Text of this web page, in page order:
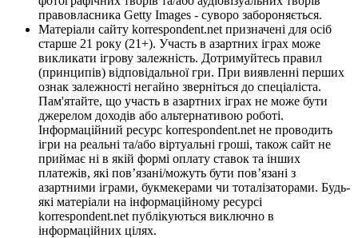
правовласника Getty Images - суворо забороняється.
Матеріали сайту korrespondent.net призначені для осіб
старше 21 року (21+). Участь в азартних іграх може
викликати ігрову залежність. Дотримуйтесь правил
(принципів) відповідальної гри. При виявленні перших
ознак залежності негайно зверніться до спеціаліста.
Пам'ятайте, що участь в азартних іграх не може бути
джерелом доходів або альтернативою роботі.
Інформаційний ресурс korrespondent.net не проводить
ігри на реальні та/або віртуальні гроші, також сайт не
приймає ні в якій формі оплату ставок та інших
платежів, які пов’язані/можуть бути пов’язані з
азартними іграми, букмекерами чи тоталізаторами. Будь-
які матеріали на інформаційному ресурсі
korrespondent.net публікуються виключно в
інформаційних цілях.